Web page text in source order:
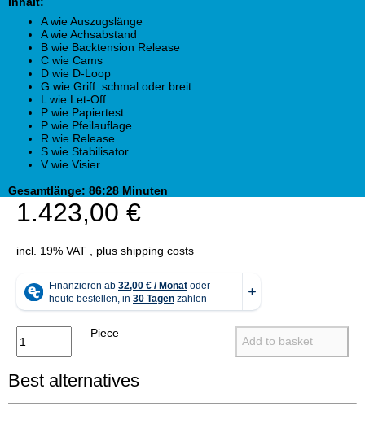
A wie Auszugslänge
A wie Achsabstand
B wie Backtension Release
C wie Cams
D wie D-Loop
G wie Griff: schmal oder breit
L wie Let-Off
P wie Papiertest
P wie Pfeilauflage
R wie Release
S wie Stabilisator
V wie Visier
Gesamtlänge: 86:28 Minuten
1.423,00 €
incl. 19% VAT , plus shipping costs
Piece
Add to basket
Best alternatives